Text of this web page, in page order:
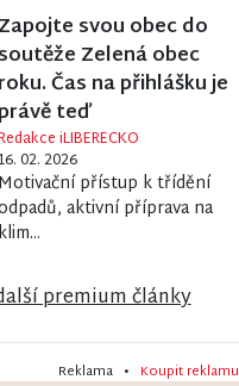
Zapojte svou obec do
soutěže Zelená obec
roku. Čas na přihlášku je
právě teď
iLIBERECKO
16. 02. 2026
Motivační přístup k třídění
aktivní příprava na
klim...
premium články
Reklama • Koupit reklamu